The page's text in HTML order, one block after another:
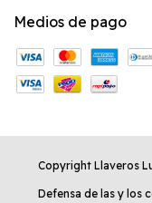
Medios de pago
Copyright Llaveros
Defensa de las y los